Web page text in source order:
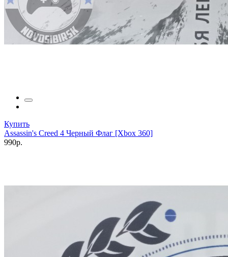
Купить
Assassin's Creed 4 Черный Флаг [Xbox 360]
990р.